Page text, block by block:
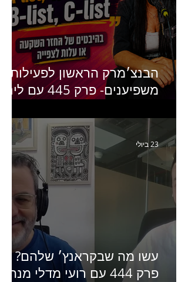
הבנצ׳מרק הראשון לפעילות
משפיענים- פרק 445 עם לינוי
Humanz ישראל
עשו מה שבקראנץ׳ שלהם?
פרק 444 עם רועי מדלי מנהל
23 ביולי